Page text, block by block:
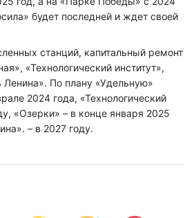
будет последней и ждет своей
станций, капитальный ремонт
«Технологический институт»,
По плану «Удельную»
2024 года, «Технологический
«Озерки» – в конце января 2025
– в 2027 году.